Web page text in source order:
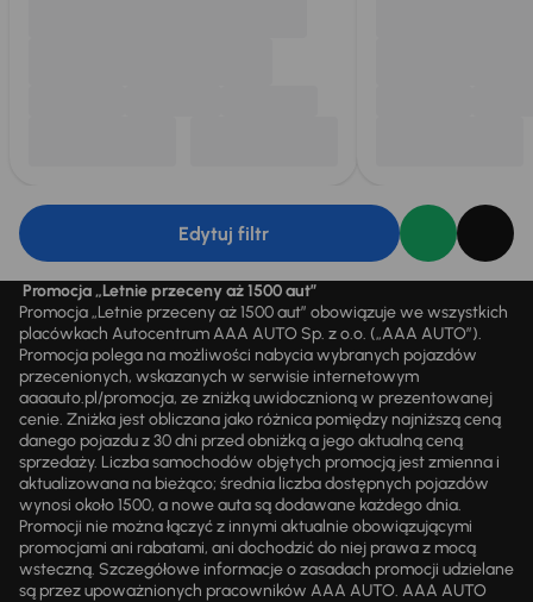
Edytuj filtr
Promocja „Letnie przeceny aż 1500 aut”
Promocja „Letnie przeceny aż 1500 aut” obowiązuje we wszystkich
placówkach Autocentrum AAA AUTO Sp. z o.o. („AAA AUTO”).
Promocja polega na możliwości nabycia wybranych pojazdów
przecenionych, wskazanych w serwisie internetowym
aaaauto.pl/promocja, ze zniżką uwidocznioną w prezentowanej
cenie. Zniżka jest obliczana jako różnica pomiędzy najniższą ceną
danego pojazdu z 30 dni przed obniżką a jego aktualną ceną
sprzedaży. Liczba samochodów objętych promocją jest zmienna i
aktualizowana na bieżąco; średnia liczba dostępnych pojazdów
wynosi około 1500, a nowe auta są dodawane każdego dnia.
Promocji nie można łączyć z innymi aktualnie obowiązującymi
promocjami ani rabatami, ani dochodzić do niej prawa z mocą
wsteczną. Szczegółowe informacje o zasadach promocji udzielane
są przez upoważnionych pracowników AAA AUTO. AAA AUTO